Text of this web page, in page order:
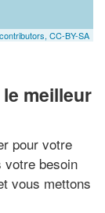
CC-BY-SA
meilleur
pour votre
votre besoin
vous mettons